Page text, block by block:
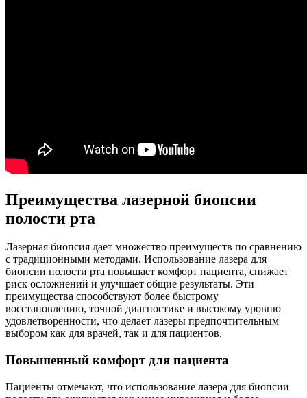
Преимущества лазерной биопсии
полости рта
Лазерная биопсия дает множество преимуществ по сравнению
с традиционными методами. Использование лазера для
биопсии полости рта повышает комфорт пациента, снижает
риск осложнений и улучшает общие результаты. Эти
преимущества способствуют более быстрому
восстановлению, точной диагностике и высокому уровню
удовлетворенности, что делает лазеры предпочтительным
выбором как для врачей, так и для пациентов.
Повышенный комфорт для пациента
Пациенты отмечают, что использование лазера для биопсии